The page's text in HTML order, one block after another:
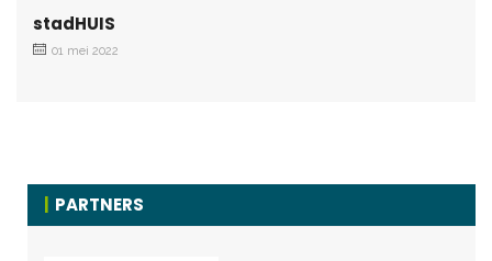
stadHUIS
01 mei 2022
PARTNERS